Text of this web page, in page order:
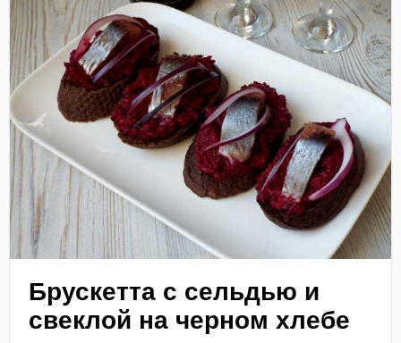
Брускетта с сельдью и
свеклой на черном хлебе